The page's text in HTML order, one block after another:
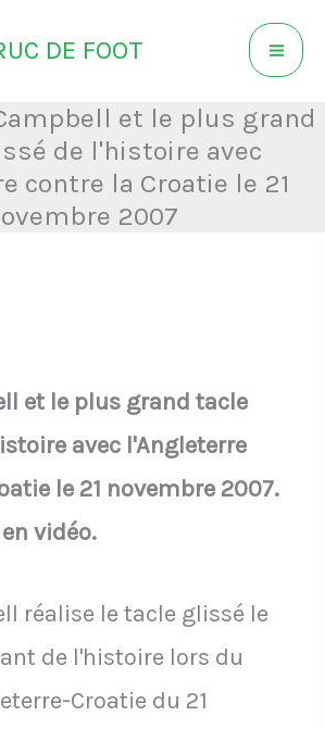
DE FOOT
et le plus grand
de l'histoire avec
contre la Croatie le 21
2007
et le plus grand tacle
avec l'Angleterre
le 21 novembre 2007.
vidéo.
réalise le tacle glissé le
de l'histoire lors du
Croatie du 21